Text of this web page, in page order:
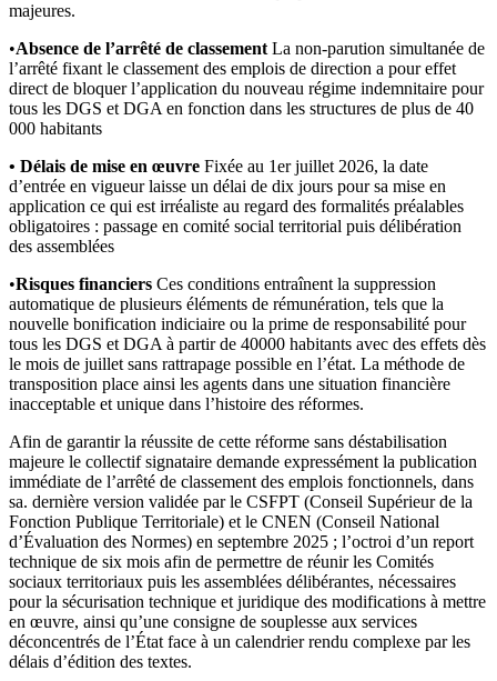
majeures.
•Absence de l’arrêté de classementLa non-parution simultanée de
l’arrêté fixant le classement des emplois de direction a pour effet
direct de bloquer l’application du nouveau régime indemnitaire pour
tous les DGS et DGA en fonction dans les structures de plus de 40
000 habitants
• Délais de mise en œuvre Fixée au 1er juillet 2026, la date
d’entrée en vigueur laisse un délai de dix jours pour sa mise en
application ce qui est irréaliste au regard des formalités préalables
obligatoires : passage en comité social territorial puis délibération
des assemblées
•Risques financiers Ces conditions entraînent la suppression
automatique de plusieurs éléments de rémunération, tels que la
nouvelle bonification indiciaire ou la prime de responsabilité pour
tous les DGS et DGA à partir de 40000 habitants avec des effets dès
le mois de juillet sans rattrapage possible en l’état. La méthode de
transposition place ainsi les agents dans une situation financière
inacceptable et unique dans l’histoire des réformes.
Afin de garantir la réussite de cette réforme sans déstabilisation
majeure le collectif signataire demande expressément la publication
immédiate de l’arrêté de classement des emplois fonctionnels, dans
sa. dernière version validée par le CSFPT (Conseil Supérieur de la
Fonction Publique Territoriale) et le CNEN (Conseil National
d’Évaluation des Normes) en septembre 2025 ; l’octroi d’un report
technique de six mois afin de permettre de réunir les Comités
sociaux territoriaux puis les assemblées délibérantes, nécessaires
pour la sécurisation technique et juridique des modifications à mettre
en œuvre, ainsi qu’une consigne de souplesse aux services
déconcentrés de l’État face à un calendrier rendu complexe par les
délais d’édition des textes.